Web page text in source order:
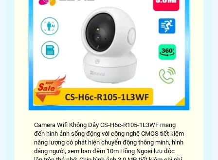
Camera Wifi Không Dây CS-H6c-R105-1L3WF mang
đến hình ảnh sống động với công nghệ CMOS tiết kiệm
năng lượng có phát hiện chuyển động thông minh, hình
dáng người, xem ban đêm 10m Hồng Ngoại lưu độc